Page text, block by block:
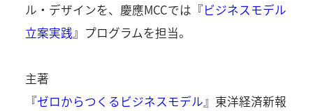
ル・デザインを、慶應MCCでは『ビジネスモデル
立案実践 』プログラムを担当。
主著
『ゼロからつくるビジネスモデル』東洋経済新報